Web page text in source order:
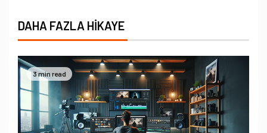
DAHA FAZLA HIKAYE
3 min read